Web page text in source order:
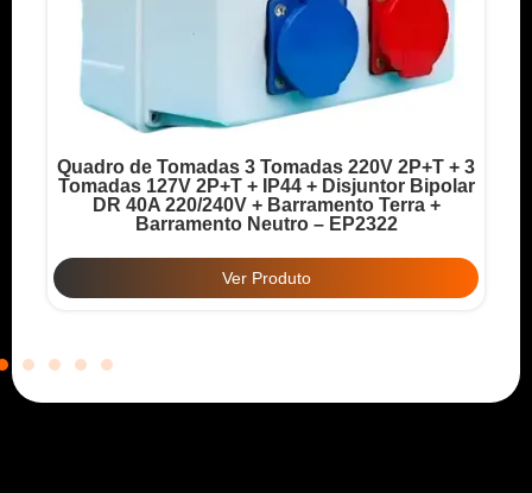
Quadro de Tomadas 3 Tomadas 220V 2P+T + 3
Tomadas 127V 2P+T + IP44 + Disjuntor Bipolar
DR 40A 220/240V + Barramento Terra +
Barramento Neutro – EP2322
Ver Produto